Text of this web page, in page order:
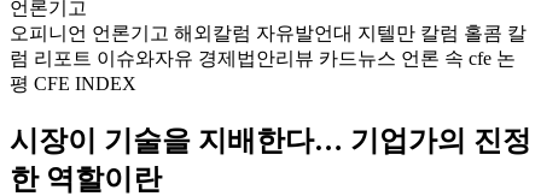
언론기고
오피니언 언론기고 해외칼럼 자유발언대 지텔만 칼럼 홀콤 칼
럼 리포트 이슈와자유 경제법안리뷰 카드뉴스 언론 속 cfe 논
평 CFE INDEX
시장이 기술을 지배한다… 기업가의 진정
한 역할이란